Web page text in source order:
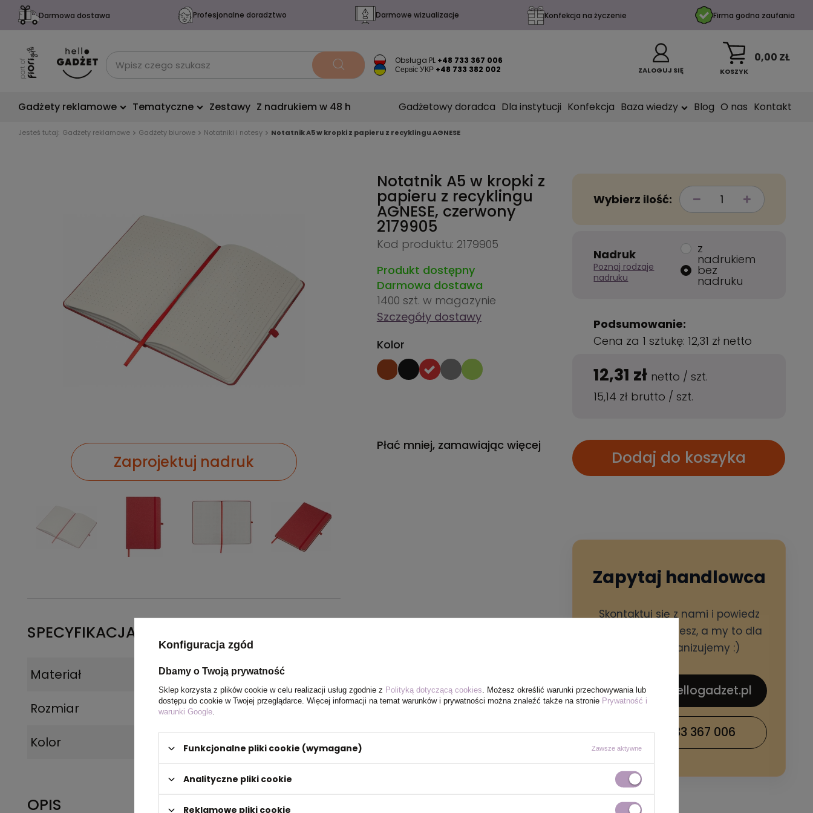
Darmowa dostawa Profesjonalne doradztwo Darmowe wizualizacje Konfekcja na życzenie Firma godna zaufania
Obsługa PL +48 733 367 006
Сервіс УКР +48 733 382 002 ZALOGUJ SIĘ KOSZYK
0,00 ZŁ
Gadżety reklamowe Tematyczne Zestawy Z nadrukiem w 48 h Gadżetowy doradca Dla instytucji Konfekcja Baza wiedzy Blog O nas Kontakt
Jesteś tutaj: Gadżety reklamowe Gadżety biurowe Notatniki i notesy Notatnik A5 w kropki z papieru z recyklingu AGNESE
Zaprojektuj nadruk
SPECYFIKACJA PRODUKTU
Materiał
Drewno
Rozmiar
14 x 21,1 x 1,2 cm
Kolor
czerwony
OPIS
Notatnik A5 w kropki z
papieru z recyklingu
AGNESE, czerwony
2179905
Kod produktu: 2179905
Produkt dostępny
Darmowa dostawa
1400 szt. w magazynie
Szczegóły dostawy
Kolor
Płać mniej, zamawiając więcej
Wybierz ilość:
Nadruk
Poznaj rodzaje
nadruku
z
nadrukiem
bez
nadruku
Podsumowanie:
Cena za 1 sztukę: 12,31 zł netto
12,31 zł netto /szt.
15,14 zł brutto /szt.
Dodaj do koszyka
Zapytaj handlowca
Skontaktuj się z nami i powiedz
czego potrzebujesz, a my to dla
Ciebie zorganizujemy :)
sklep@hellogadzet.pl
+48 733 367 006
Konfiguracja zgód
Dbamy o Twoją prywatność
Sklep korzysta z plików cookie w celu realizacji usług zgodnie z Polityką dotyczącą cookies . Możesz określić warunki przechowywania lub
dostępu do cookie w Twojej przeglądarce. Więcej informacji na temat warunków i prywatności można znaleźć także na stronie Prywatność i
warunki Google
Funkcjonalne pliki cookie (wymagane) Zawsze aktywne
Analityczne pliki cookie
Reklamowe pliki cookie